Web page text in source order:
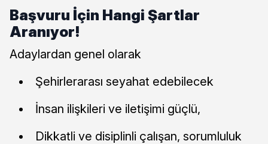
Başvuru İçin Hangi Şartlar
Aranıyor!
Adaylardan genel olarak
Şehirlerarası seyahat edebilecek
İnsan ilişkileri ve iletişimi güçlü,
Dikkatli ve disiplinli çalışan, sorumluluk